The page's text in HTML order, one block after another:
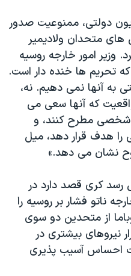
دولتی، ممنوعیت صدور
های متحدان ولادیمیر
وزير امور خارجه روسيه
تحريم ها خنده دار است.
به آنها نمی دهيم. نه،
که آنها سعی می
شخصی مطرح کنند، و
را هدف قرار دهد، ميل
نشان می دهد.»
رسد کری قصد دارد در
ناتو فشار بر روسیه را
از متحدين دو سوی
نيروهای بيشتری در
احساس آسیب پذیری